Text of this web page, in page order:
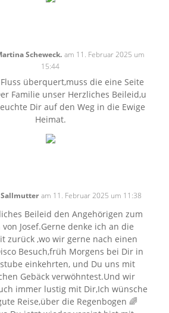
Scheweck. am 11. Februar 2025 um
15:44
überquert,muss die eine Seite
Familie unser Herzliches Beileid,u
Dir auf den Weg in die Ewige
Heimat.
am 11. Februar 2025 um 11:38
Beileid den Angehörigen zum
Josef.Gerne denke ich an die
zurück ,wo wir gerne nach einen
Besuch,früh Morgens bei Dir in
einkehrten, und Du uns mit
Gebäck verwöhntest.Und wir
immer lustig mit Dir,Ich wünsche
Reise,über die Regenbogen 🌈